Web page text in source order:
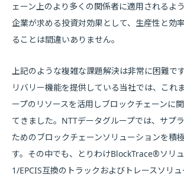
ェーン上のより多くの関係者に適用されるよ
企業が求める投資対効果として、生産性と効
ることは間違いありません。
上記のような複雑な課題解決は非常に困難で
リバリー機能を提供している当社では、これ
ープのリソースを活用しブロックチェーンに
てきました。NTTデータグループでは、サプ
ためのブロックチェーンソリューションを積
す。その中でも、とりわけBlockTrace®ソリ
1/EPCIS互換のトラックおよびトレースソリ